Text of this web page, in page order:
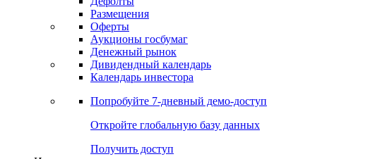
Получить доступ
Календарь
Календарь событий
Дефолты
Размещения
Оферты
Аукционы госбумаг
Денежный рынок
Дивидендный календарь
Календарь инвестора
Попробуйте7-дневный